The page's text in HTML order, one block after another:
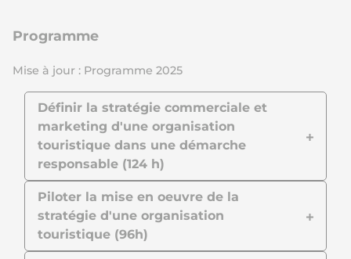
Programme
Mise à jour : Programme 2025
Définir la stratégie commerciale et
marketing d'une organisation
touristique dans une démarche
responsable (124 h)
Piloter la mise en oeuvre de la
stratégie d'une organisation
touristique (96h)